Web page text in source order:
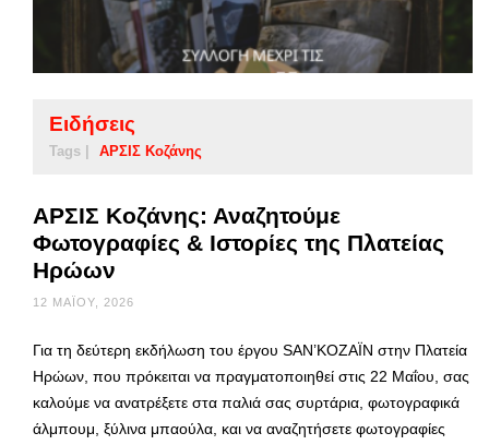
Ειδήσεις
Tags | ΑΡΣΙΣ Κοζάνης
ΑΡΣΙΣ Κοζάνης: Αναζητούμε
Φωτογραφίες & Ιστορίες της Πλατείας
Ηρώων
12 ΜΑΪ́ΟΥ, 2026
Για τη δεύτερη εκδήλωση του έργου SAN’KOZAÏN στην Πλατεία
Ηρώων, που πρόκειται να πραγματοποιηθεί στις 22 Μαΐου, σας
καλούμε να ανατρέξετε στα παλιά σας συρτάρια, φωτογραφικά
άλμπουμ, ξύλινα μπαούλα, και να αναζητήσετε φωτογραφίες